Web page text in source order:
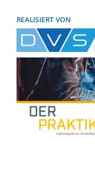
REALISIERT VON